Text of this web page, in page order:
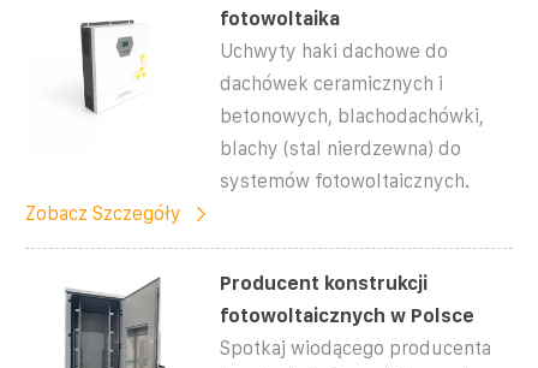
fotowoltaika
Uchwyty haki dachowe do
dachówek ceramicznych i
betonowych, blachodachówki,
blachy (stal nierdzewna) do
systemów fotowoltaicznych.
Zobacz Szczegóły
Producent konstrukcji
fotowoltaicznych w Polsce
Spotkaj wiodącego producenta